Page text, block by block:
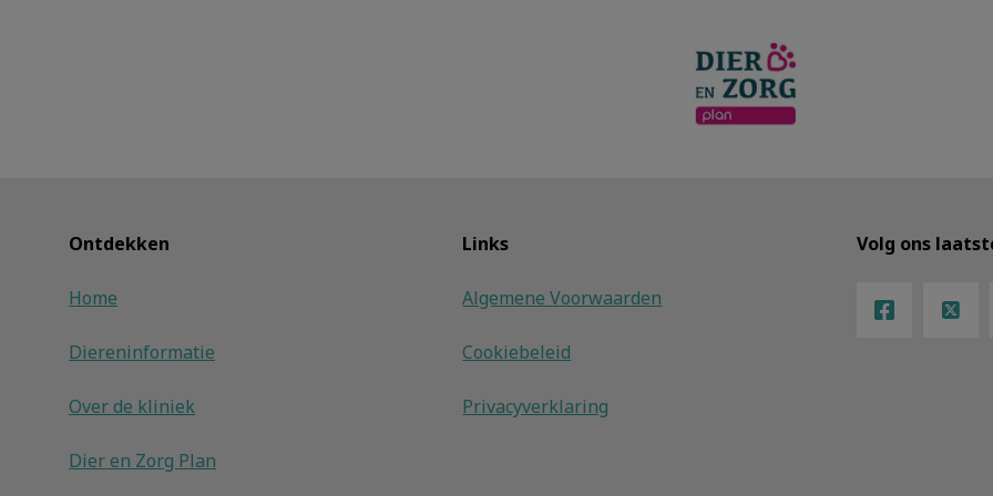
Ontdekken
Home
Diereninformatie
Over de kliniek
Dier en Zorg Plan
Links
Algemene Voorwaarden
Cookiebeleid
Privacyverklaring
Volg ons